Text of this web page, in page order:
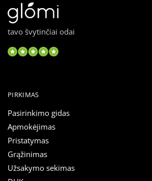
tavo švytinčiai odai
PIRKIMAS
Pasirinkimo gidas
Apmokėjimas
Pristatymas
Grąžinimas
Užsakymo sekimas